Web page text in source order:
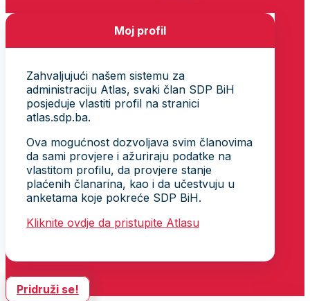
Moj profil
Zahvaljujući našem sistemu za
administraciju Atlas, svaki član SDP BiH
posjeduje vlastiti profil na stranici
atlas.sdp.ba.
Ova mogućnost dozvoljava svim članovima
da sami provjere i ažuriraju podatke na
vlastitom profilu, da provjere stanje
plaćenih članarina, kao i da učestvuju u
anketama koje pokreće SDP BiH.
Kliknite ovdje da pristupite Atlasu
Pridruži se!